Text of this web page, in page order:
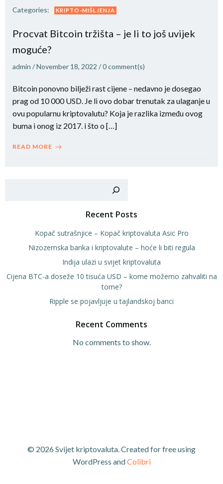
Categories: KRIPTO-MIŠLJENJA
Procvat Bitcoin tržišta – je li to još uvijek
moguće?
admin /November 18, 2022 /0comment(s)
Bitcoin ponovno bilježi rast cijene – nedavno je dosegao
prag od 10 000 USD. Je li ovo dobar trenutak za ulaganje u
ovu popularnu kriptovalutu? Koja je razlika između ovog
buma i onog iz 2017. i što o […]
READ MORE
Recent Posts
Kopač sutrašnjice – Kopač kriptovaluta Asic Pro
Nizozemska banka i kriptovalute – hoće li biti regula
Indija ulazi u svijet kriptovaluta
Cijena BTC-a doseže 10 tisuća USD – kome možemo zahvaliti na
tome?
Ripple se pojavljuje u tajlandskoj banci
Recent Comments
No comments to show.
© 2026 Svijet kriptovaluta. Created for free using
WordPress andColibri